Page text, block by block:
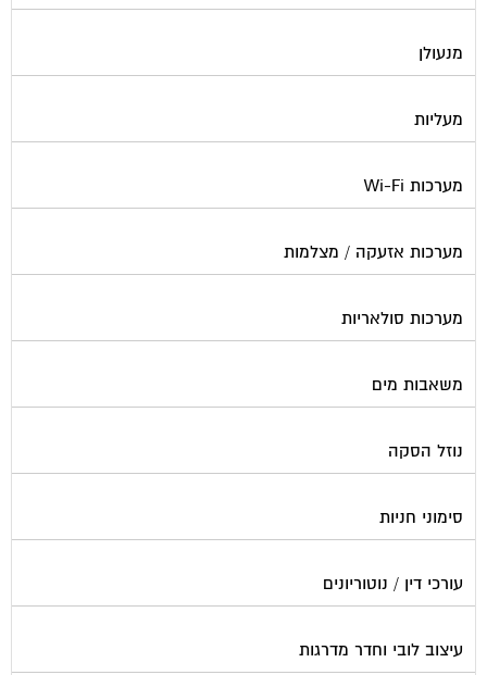
מנעולן
מעליות
מערכות Wi-Fi
מערכות אזעקה / מצלמות
מערכות סולאריות
משאבות מים
נוזל הסקה
סימוני חניות
עורכי דין / נוטוריונים
עיצוב לובי וחדר מדרגות